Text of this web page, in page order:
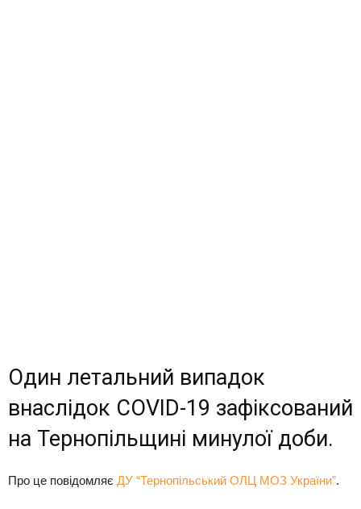
Один летальний випадок
внаслідок COVID-19 зафіксований
на Тернопільщині минулої доби.
Про це повідомляє ДУ “Тернопільський ОЛЦ МОЗ України”.